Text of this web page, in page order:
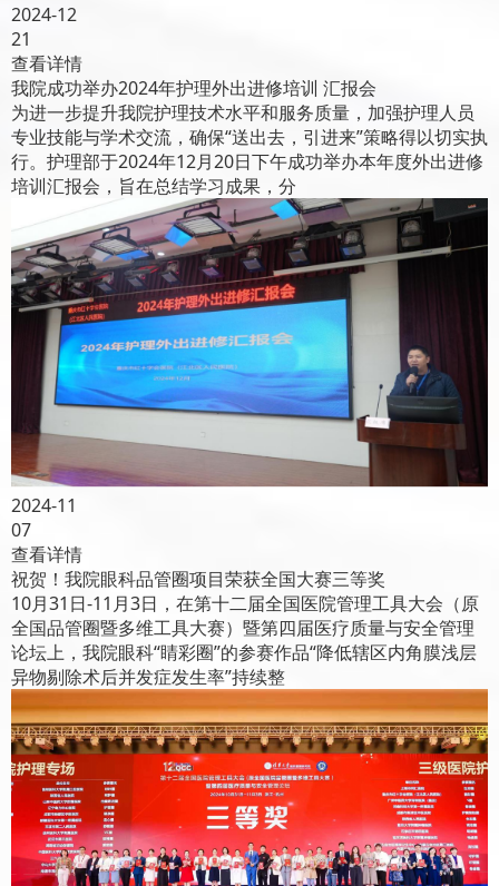
2024-12
21
查看详情
我院成功举办2024年护理外出进修培训 汇报会
为进一步提升我院护理技术水平和服务质量，加强护理人员
专业技能与学术交流，确保“送出去，引进来”策略得以切实执
行。护理部于2024年12月20日下午成功举办本年度外出进修
培训汇报会，旨在总结学习成果，分
2024-11
07
查看详情
祝贺！我院眼科品管圈项目荣获全国大赛三等奖
10月31日-11月3日，在第十二届全国医院管理工具大会（原
全国品管圈暨多维工具大赛）暨第四届医疗质量与安全管理
论坛上，我院眼科“睛彩圈”的参赛作品“降低辖区内角膜浅层
异物剔除术后并发症发生率”持续整